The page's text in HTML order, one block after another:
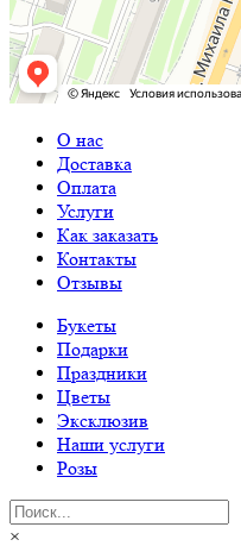
О нас
Доставка
Оплата
Услуги
Как заказать
Контакты
Отзывы
Букеты
Подарки
Праздники
Цветы
Эксклюзив
Наши услуги
Розы
×